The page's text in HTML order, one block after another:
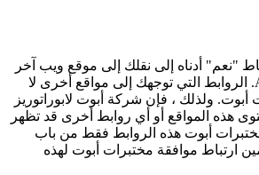
"نعم" أدناه إلى نقلك إلى موقع ويب آخر
غير Abbott Laboratories. الروابط التي توجهك إلى مواقع أخرى لا
ولذلك ، فإن شركة أبوت لابوراتوريز
هذه المواقع أو أي روابط أخرى قد تظهر
أبوت هذه الروابط فقط من باب
ارتباط موافقة مختبرات أبوت لهذه